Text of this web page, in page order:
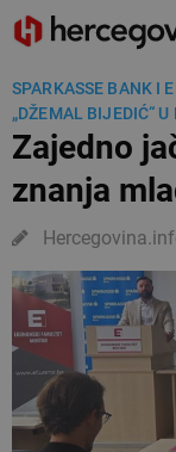
SPARKASSE BANK I
„DŽEMAL BIJEDIĆ“ U
Zajedno
znanja